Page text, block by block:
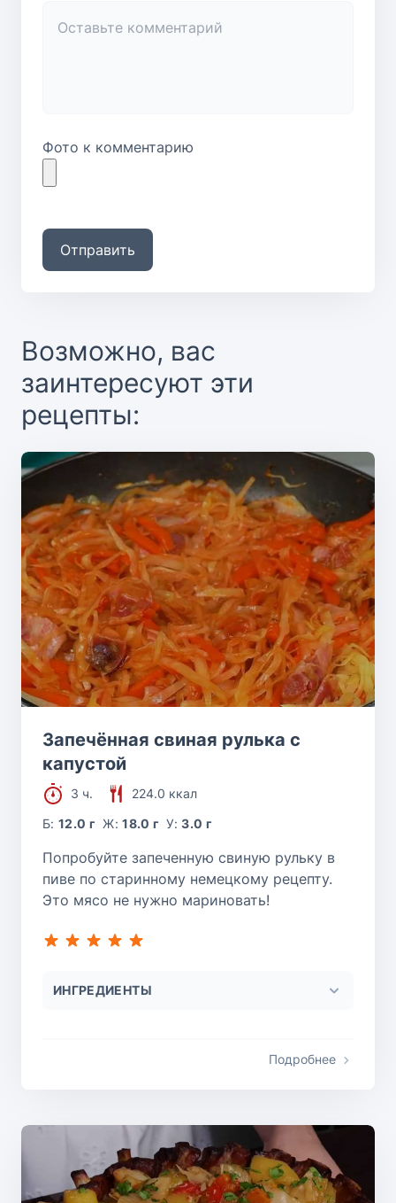
Фото к комментарию
Отправить
Возможно, вас
заинтересуют эти
рецепты:
Запечённая свиная рулька с
капустой
3 ч.
224.0 ккал
Б:12.0 г Ж:18.0 г У:3.0 г
Попробуйте запеченную свиную рульку в
пиве по старинному немецкому рецепту.
Это мясо не нужно мариновать!
ИНГРЕДИЕНТЫ
Подробнее